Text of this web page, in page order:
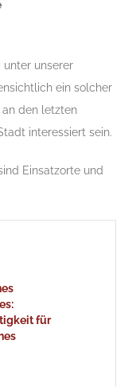
unserer
ein solcher
an den letzten
interessiert sein.
Einsatzorte und
für